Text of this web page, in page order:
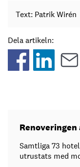
Text: Patrik Wirén
Dela artikeln:
Renoveringen
Samtliga 73
utrustats med